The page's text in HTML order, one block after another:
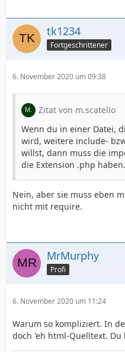
tk1234
Fortgeschrittener
6. November 2020 um 09:38
Zitat von m.scatello
Wenn du in einer Datei,
wird, weitere include-
willst, dann muss die
die Extension .php haben.
Nein, aber sie muss eben
nicht mit require.
MrMurphy
Profi
6. November 2020 um 11:24
Warum so kompliziert. In
doch 'eh html-Quelltext. Du